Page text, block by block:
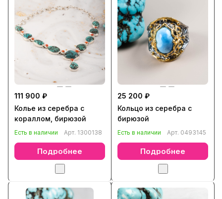
111 900 ₽
Колье из серебра с
кораллом, бирюзой
Есть в наличии Арт. 1300138
Подробнее
25 200 ₽
Кольцо из серебра с
бирюзой
Есть в наличии Арт. 0493145
Подробнее